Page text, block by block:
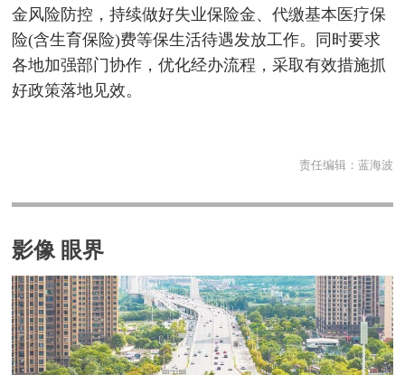
金风险防控，持续做好失业保险金、代缴基本医疗保
险(含生育保险)费等保生活待遇发放工作。同时要求
各地加强部门协作，优化经办流程，采取有效措施抓
好政策落地见效。
责任编辑： 蓝海波
影像 眼界